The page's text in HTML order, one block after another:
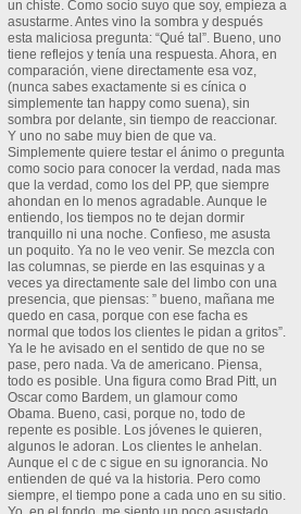
un chiste. Como socio suyo que soy, empieza a
asustarme. Antes vino la sombra y después
esta maliciosa pregunta: “Qué tal”. Bueno, uno
tiene reflejos y tenía una respuesta. Ahora, en
comparación, viene directamente esa voz,
(nunca sabes exactamente si es cínica o
simplemente tan happy como suena), sin
sombra por delante, sin tiempo de reaccionar.
Y uno no sabe muy bien de que va.
Simplemente quiere testar el ánimo o pregunta
como socio para conocer la verdad, nada mas
que la verdad, como los del PP, que siempre
ahondan en lo menos agradable. Aunque le
entiendo, los tiempos no te dejan dormir
tranquillo ni una noche. Confieso, me asusta
un poquito. Ya no le veo venir. Se mezcla con
las columnas, se pierde en las esquinas y a
veces ya directamente sale del limbo con una
presencia, que piensas: ” bueno, mañana me
quedo en casa, porque con ese facha es
normal que todos los clientes le pidan a gritos”.
Ya le he avisado en el sentido de que no se
pase, pero nada. Va de americano. Piensa,
todo es posible. Una figura como Brad Pitt, un
Oscar como Bardem, un glamour como
Obama. Bueno, casi, porque no, todo de
repente es posible. Los jóvenes le quieren,
algunos le adoran. Los clientes le anhelan.
Aunque el c de c sigue en su ignorancia. No
entienden de qué va la historia. Pero como
siempre, el tiempo pone a cada uno en su sitio.